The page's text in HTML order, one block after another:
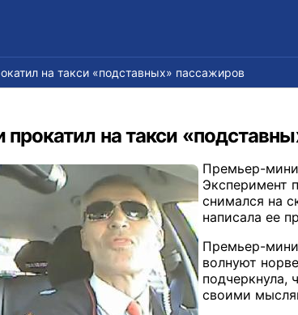
на такси «подставных» пассажиров
на такси
Премьер-
Эксперимент
снимался на
написала ее
Премьер-
волнуют
подчеркнула,
своими